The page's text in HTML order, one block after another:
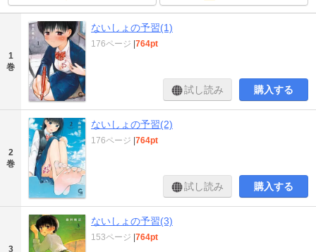
1
巻
ないしょの予習(1)
176ページ |764pt
試し読み 購入する
2
巻
ないしょの予習(2)
176ページ |764pt
試し読み 購入する
3
ないしょの予習(3)
153ページ |764pt